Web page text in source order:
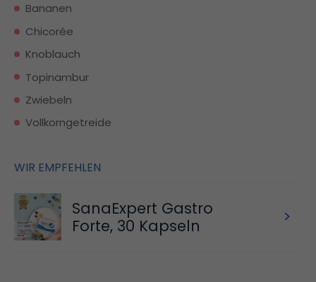
Bananen
Chicorée
Knoblauch
Topinambur
Zwiebeln
Vollkorngetreide
WIR EMPFEHLEN
SanaExpert Gastro
Forte, 30 Kapseln
>